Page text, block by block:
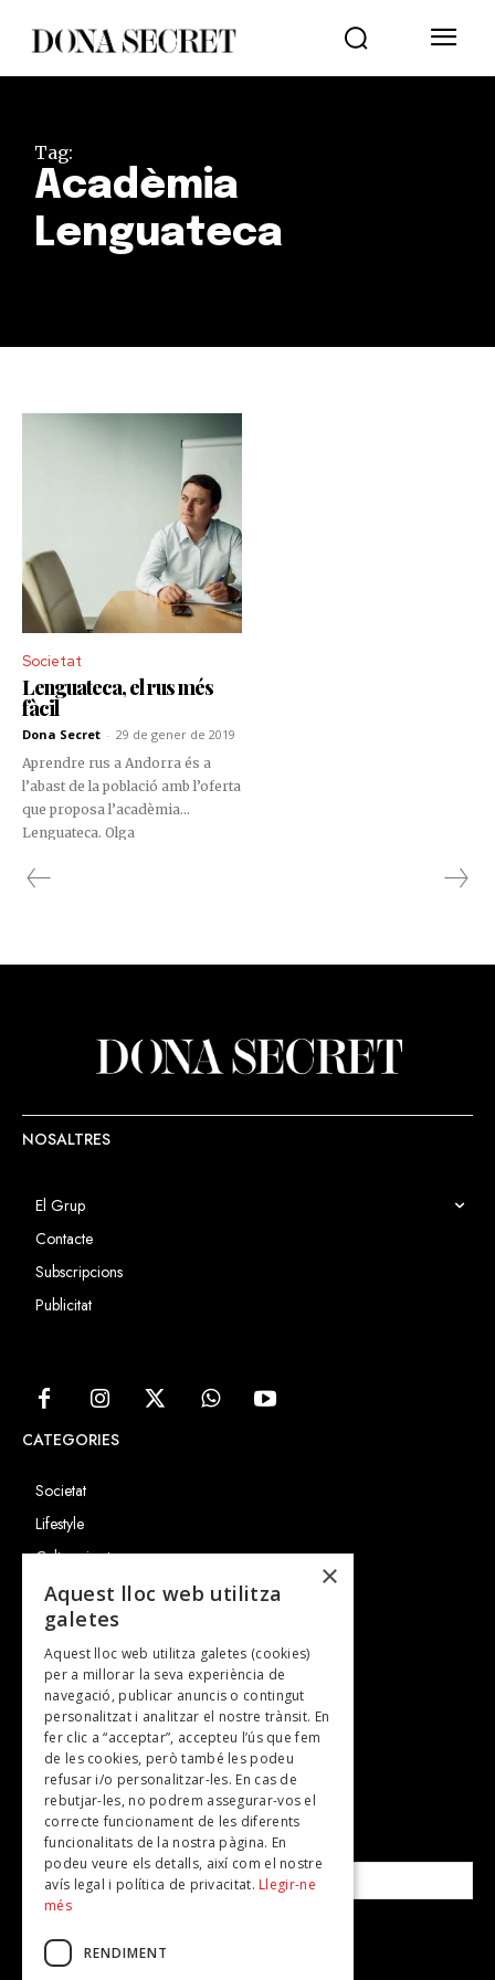
Tag:
Acadèmia
Lenguateca
Societat
Lenguateca, el rus més
fàcil
Dona Secret - 29 de gener de 2019
Aprendre rus a Andorra és a
l’abast de la població amb l’oferta
que proposa l’acadèmia
Lenguateca. Olga
Bazarov són professionals
NOSALTRES
El Grup
Contacte
Subscripcions
Publicitat
CATEGORIES
Societat
Lifestyle
Cultura i art
Entrevistes
Gastronomia
TV
Plans per fer
Revistes
SUBSCRIU-TE A LA NOSTRA NEWSLETTER!
Correu electrònic*
Accepto lapolítica de privacitat
×
Aquest lloc web utilitza
galetes
Aquest lloc web utilitza galetes (cookies)
per a millorar la seva experiència de
navegació, publicar anuncis o contingut
personalitzat i analitzar el nostre trànsit. En
fer clic a “acceptar”, accepteu l’ús que fem
de les cookies, però també les podeu
refusar i/o personalitzar-les. En cas de
rebutjar-les, no podrem assegurar-vos el
correcte funcionament de les diferents
funcionalitats de la nostra pàgina. En
podeu veure els detalls, així com el nostre
avís legal i política de privacitat. Llegir-ne
més
RENDIMENT